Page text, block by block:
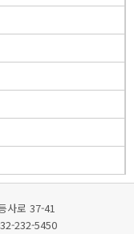
사로 37-41
232-5450